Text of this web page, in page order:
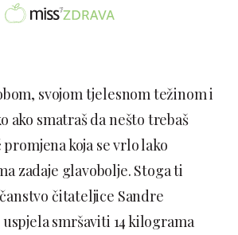
svojom tjelesnom težinom i
ako smatraš da nešto trebaš
koja se vrlo lako
zadaje glavobolje. Stoga ti
čitateljice Sandre
smršaviti 14 kilograma